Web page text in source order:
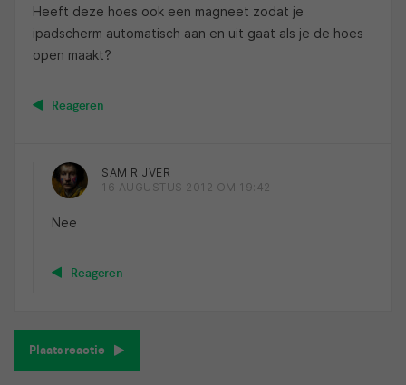
Heeft deze hoes ook een magneet zodat je
ipadscherm automatisch aan en uit gaat als je de hoes
open maakt?
Reageren
SAM RIJVER
16 AUGUSTUS 2012 OM 19:42
Nee
Reageren
Plaats reactie